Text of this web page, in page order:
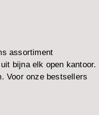
assortiment
bijna elk open kantoor.
Voor onze bestsellers